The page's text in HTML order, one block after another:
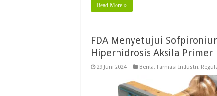
Read More »
FDA Menyetujui
Hiperhidrosis Aksila Primer
29 Juni 2024 Berita, Farmasi Industri,